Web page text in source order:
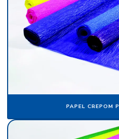
Folha de papel crepom parafinado
Folha de papel de seda atacado
Folha de papel veludo
Fornecedor de cartolina camurça
Fornecedor de crepom parafinado
PAPEL CREPOM